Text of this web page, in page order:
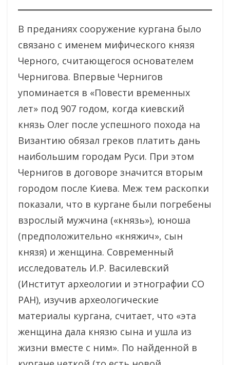
В преданиях сооружение кургана было
связано с именем мифического князя
Черного, считающегося основателем
Чернигова. Впервые Чернигов
упоминается в «Повести временных
лет» под 907 годом, когда киевский
князь Олег после успешного похода на
Византию обязал греков платить дань
наибольшим городам Руси. При этом
Чернигов в договоре значится вторым
городом после Киева. Меж тем раскопки
показали, что в кургане были погребены
взрослый мужчина («князь»), юноша
(предположительно «княжич», сын
князя) и женщина. Современный
исследователь И.Р. Василевский
(Институт археологии и этнографии СО
РАН), изучив археологические
материалы кургана, считает, что «эта
женщина дала князю сына и ушла из
жизни вместе с ним». По найденной в